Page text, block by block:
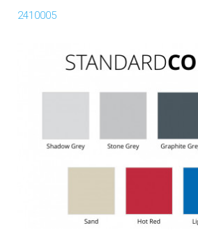
2410005